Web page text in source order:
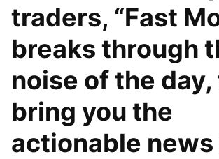
traders, “Fast
breaks through
noise of the day,
bring you the
actionable